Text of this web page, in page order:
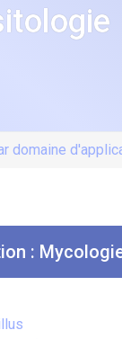
domaine
: